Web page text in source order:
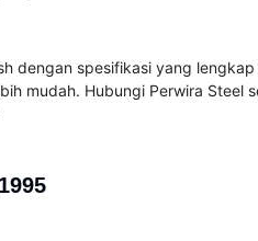
dengan spesifikasi yang
mudah. Hubungi Perwira Steel